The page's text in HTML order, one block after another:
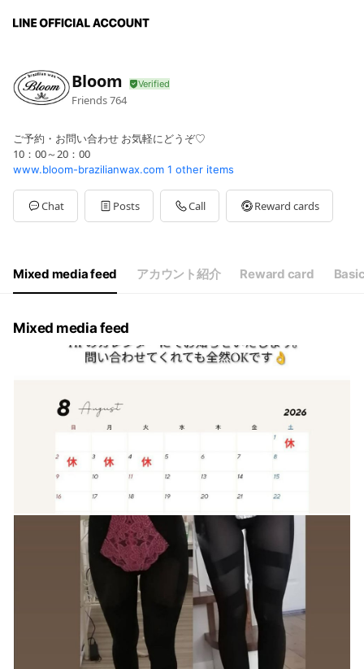
Bloom
Friends764
ご予約・お問い合わせ お気軽にどうぞ♡
10：00～20：00
www.bloom-brazilianwax.com 1 other items
Chat Posts Call Reward cards
Mixed media feed アカウント紹介 Reward card
Mixed media feed